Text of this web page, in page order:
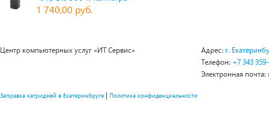
1 740,00 руб.
Центр компьютерных услуг «ИТ Сервис» Адрес: г.
Телефон: +7 343
Электронная почта:
Заправка катриджей в Екатеринбруге | Политика конфиденциальности